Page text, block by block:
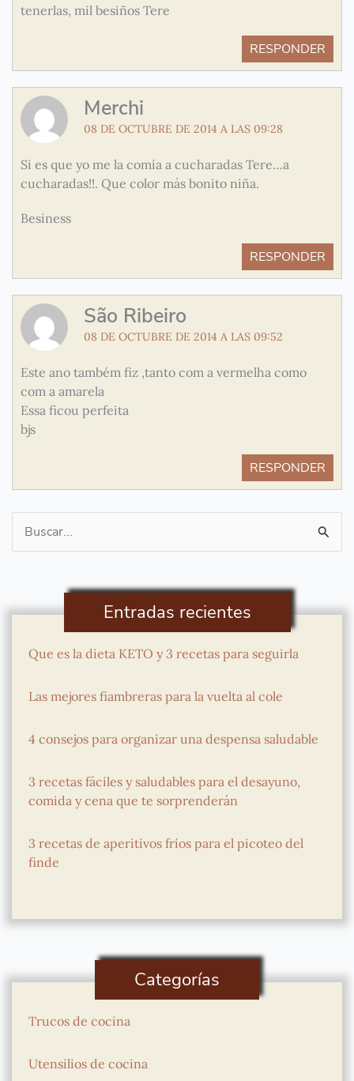
tenerlas, mil besiños Tere
RESPONDER
Merchi
08 DE OCTUBRE DE 2014 A LAS 09:28
Si es que yo me la comía a cucharadas Tere…a
cucharadas!!. Que color más bonito niña.
Besiness
RESPONDER
São Ribeiro
08 DE OCTUBRE DE 2014 A LAS 09:52
Este ano também fiz ,tanto com a vermelha como
com a amarela
Essa ficou perfeita
bjs
RESPONDER
Buscar
por:
Entradas recientes
Que es la dieta KETO y 3 recetas para seguirla
Las mejores fiambreras para la vuelta al cole
4 consejos para organizar una despensa saludable
3 recetas fáciles y saludables para el desayuno,
comida y cena que te sorprenderán
3 recetas de aperitivos fríos para el picoteo del
finde
Categorías
Trucos de cocina
Utensilios de cocina